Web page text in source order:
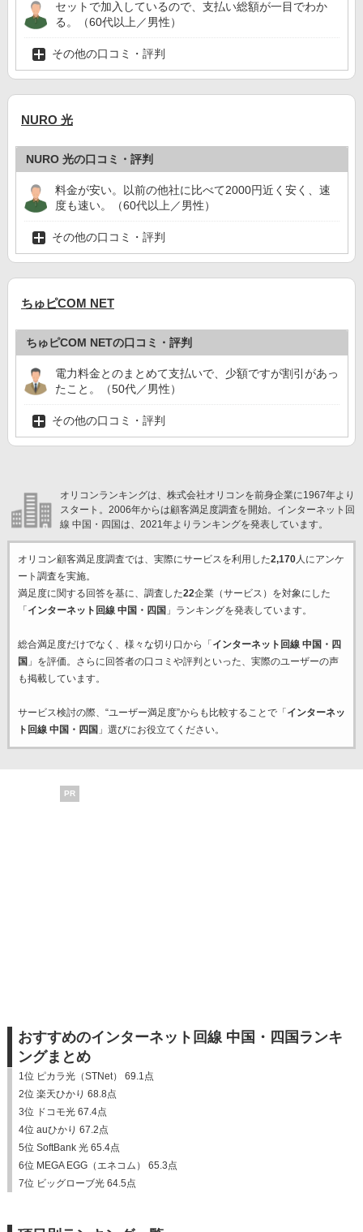
セットで加入しているので、支払い総額が一目でわか
る。（60代以上／男性）
その他の口コミ・評判
NURO 光
NURO 光の口コミ・評判
料金が安い。以前の他社に比べて2000円近く安く、速
度も速い。（60代以上／男性）
その他の口コミ・評判
ちゅピCOM NET
ちゅピCOM NETの口コミ・評判
電力料金とのまとめて支払いで、少額ですが割引があっ
たこと。（50代／男性）
その他の口コミ・評判
オリコンランキングは、株式会社オリコンを前身企業に1967年より
スタート。2006年からは顧客満足度調査を開始。インターネット回
線 中国・四国は、2021年よりランキングを発表しています。
オリコン顧客満足度調査では、実際にサービスを利用した2,170人にアンケ
ート調査を実施。
満足度に関する回答を基に、調査した22企業（サービス）を対象にした
「 インターネット回線 中国・四国 」ランキングを発表しています。
総合満足度だけでなく、様々な切り口から「 インターネット回線 中国・四
国 」を評価。さらに回答者の口コミや評判といった、実際のユーザーの声
も掲載しています。
サービス検討の際、“ユーザー満足度”からも比較することで「 インターネッ
ト回線 中国・四国 」選びにお役立てください。
PR
おすすめのインターネット回線 中国・四国ランキ
ングまとめ
1位 ピカラ光（STNet） 69.1点
2位 楽天ひかり 68.8点
3位 ドコモ光 67.4点
4位 auひかり 67.2点
5位 SoftBank 光 65.4点
6位 MEGA EGG（エネコム） 65.3点
7位 ビッグローブ光 64.5点